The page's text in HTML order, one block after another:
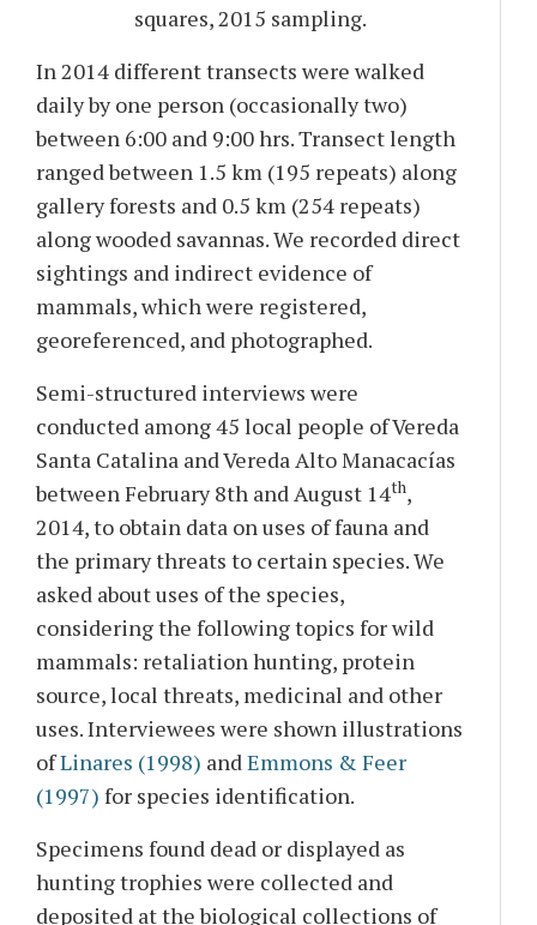
squares, 2015 sampling.
In 2014 different transects were walked
daily by one person (occasionally two)
between 6:00 and 9:00 hrs. Transect length
ranged between 1.5 km (195 repeats) along
gallery forests and 0.5 km (254 repeats)
along wooded savannas. We recorded direct
sightings and indirect evidence of
mammals, which were registered,
georeferenced, and photographed.
Semi-structured interviews were
conducted among 45 local people of Vereda
Santa Catalina and Vereda Alto Manacacías
between February 8th and August 14th,
2014, to obtain data on uses of fauna and
the primary threats to certain species. We
asked about uses of the species,
considering the following topics for wild
mammals: retaliation hunting, protein
source, local threats, medicinal and other
uses. Interviewees were shown illustrations
ofLinares (1998) and Emmons & Feer
(1997) for species identification.
Specimens found dead or displayed as
hunting trophies were collected and
deposited at the biological collections of